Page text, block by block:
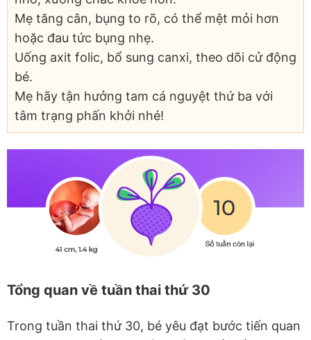
Mẹ tăng cân, bụng to rõ, có thể mệt mỏi hơn
hoặc đau tức bụng nhẹ.
Uống axit folic, bổ sung canxi, theo dõi cử động
bé.
Mẹ hãy tận hưởng tam cá nguyệt thứ ba với
tâm trạng phấn khởi nhé!
Tổng quan về tuần thai thứ 30
Trong tuần thai thứ 30, bé yêu đạt bước tiến quan